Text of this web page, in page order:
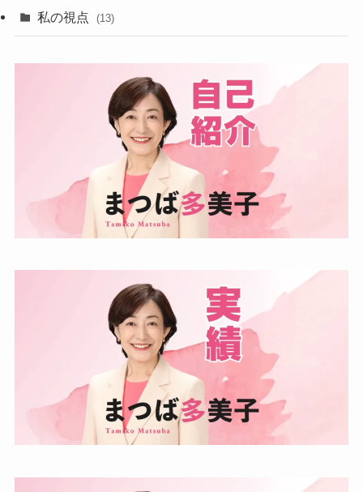
私の視点 (13)